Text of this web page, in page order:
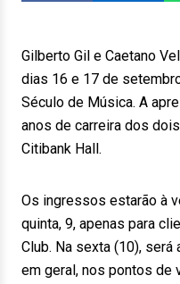
Gilberto Gil e Caetano
dias 16 e 17 de
Século de Música. A
anos de carreira dos
Citibank Hall.
Os ingressos estarão à
quinta, 9, apenas para
Club. Na sexta (10), será
em geral, nos pontos de